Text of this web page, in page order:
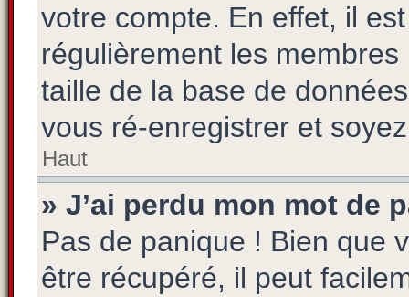
votre compte. En effet, il
régulièrement les
taille de la base de
vous ré-enregistrer et
Haut
» J’ai perdu mon mot de
Pas de panique ! Bien que
être récupéré, il peut